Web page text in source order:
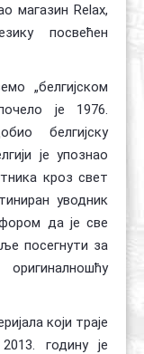
магазин Relax,
посвећен
„белгијском
је 1976.
белгијску
је упознао
кроз свет
уводник
да је све
посегнути за
који траје
годину је